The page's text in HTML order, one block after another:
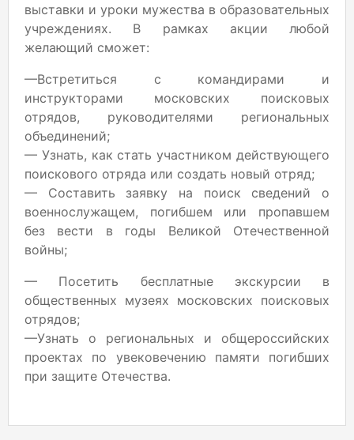
выставки и уроки мужества в образовательных
учреждениях. В рамках акции любой
желающий сможет:
—Встретиться с командирами и
инструкторами московских поисковых
отрядов, руководителями региональных
объединений;
— Узнать, как стать участником действующего
поискового отряда или создать новый отряд;
— Составить заявку на поиск сведений о
военнослужащем, погибшем или пропавшем
без вести в годы Великой Отечественной
войны;
— Посетить бесплатные экскурсии в
общественных музеях московских поисковых
отрядов;
—Узнать о региональных и общероссийских
проектах по увековечению памяти погибших
при защите Отечества.